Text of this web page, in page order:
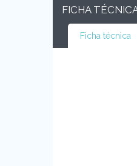
FICHA
Ficha técnica